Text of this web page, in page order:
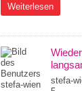
Weiterlesen
über Warum Video-
braucht
stefa-